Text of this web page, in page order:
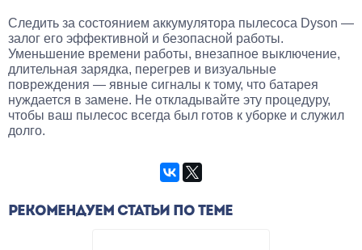
Следить за состоянием аккумулятора пылесоса Dyson —
залог его эффективной и безопасной работы.
Уменьшение времени работы, внезапное выключение,
длительная зарядка, перегрев и визуальные
повреждения — явные сигналы к тому, что батарея
нуждается в замене. Не откладывайте эту процедуру,
чтобы ваш пылесос всегда был готов к уборке и служил
долго.
РЕКОМЕНДУЕМ СТАТЬИ ПО ТЕМЕ